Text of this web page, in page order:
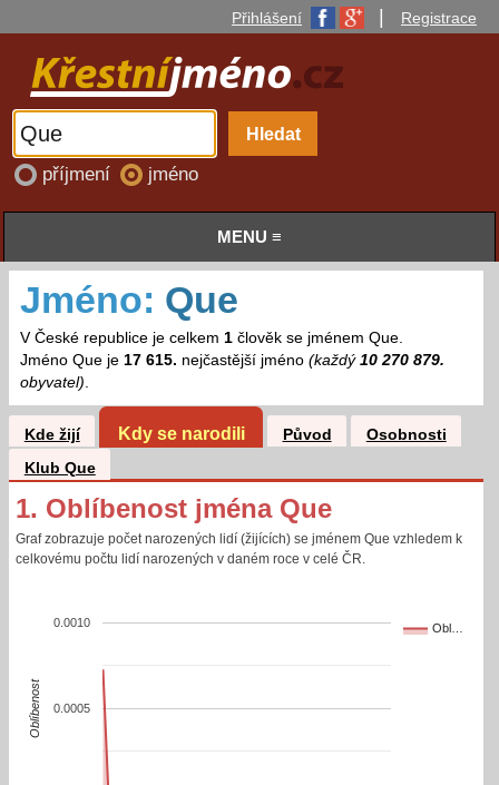
Přihlášení Registrace
příjmení jméno
MENU ≡
Jméno: Que
V České republice je celkem 1člověk se jménem Que.
Jméno Que je 17 615. nejčastější jméno (každý 10 270 879.
obyvatel).
Kde žijí Kdy se narodili Původ
Osobnosti
Klub Que
1. Oblíbenost jména Que
Graf zobrazuje počet narozených lidí (žijících) se jménem Que vzhledem k
celkovému počtu lidí narozených v daném roce v celé ČR.
Obl…
0.0005
0.0010
Oblíbenost